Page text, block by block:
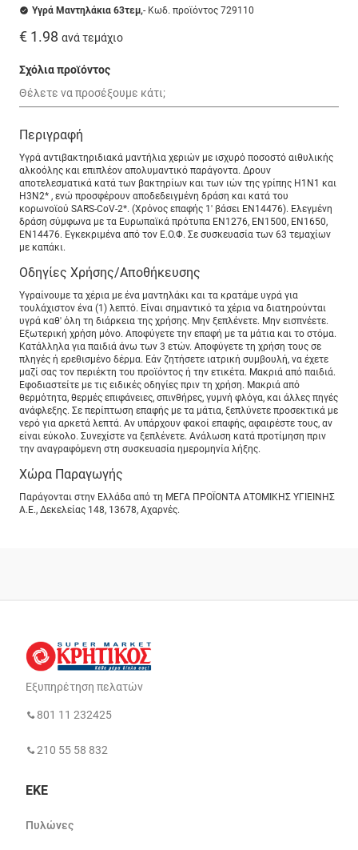
Υγρά Μαντηλάκια 63τεμ,- Κωδ. προϊόντος 729110
€ 1.98 ανά τεμάχιο
Σχόλια προϊόντος
Περιγραφή
Υγρά αντιβακτηριδιακά μαντήλια χεριών με ισχυρό ποσοστό αιθυλικής
αλκοόλης και επιπλέον απολυμαντικό παράγοντα. Δρουν
αποτελεσματικά κατά των βακτηρίων και των ιών της γρίπης Η1Ν1 και
Η3Ν2* , ενώ προσφέρουν αποδεδειγμένη δράση και κατά του
κορωνοϊού SARS-CoV-2*. (Χρόνος επαφής 1' βάσει ΕΝ14476). Ελεγμένη
δράση σύμφωνα με τα Ευρωπαϊκά πρότυπα ΕΝ1276, ΕΝ1500, ΕΝ1650,
ΕΝ14476. Εγκεκριμένα από τον Ε.Ο.Φ. Σε συσκευασία των 63 τεμαχίων
με καπάκι.
Οδηγίες Χρήσης/Αποθήκευσης
Υγραίνουμε τα χέρια με ένα μαντηλάκι και τα κρατάμε υγρά για
τουλάχιστον ένα (1) λεπτό. Είναι σημαντικό τα χέρια να διατηρούνται
υγρά καθ' όλη τη διάρκεια της χρήσης. Μην ξεπλένετε. Μην εισπνέετε.
Εξωτερική χρήση μόνο. Αποφύγετε την επαφή με τα μάτια και το στόμα.
Κατάλληλα για παιδιά άνω των 3 ετών. Αποφύγετε τη χρήση τους σε
πληγές ή ερεθισμένο δέρμα. Εάν ζητήσετε ιατρική συμβουλή, να έχετε
μαζί σας τον περιέκτη του προϊόντος ή την ετικέτα. Μακριά από παιδιά.
Εφοδιαστείτε με τις ειδικές οδηγίες πριν τη χρήση. Μακριά από
θερμότητα, θερμές επιφάνειες, σπινθήρες, γυμνή φλόγα, και άλλες πηγές
ανάφλεξης. Σε περίπτωση επαφής με τα μάτια, ξεπλύνετε προσεκτικά με
νερό για αρκετά λεπτά. Αν υπάρχουν φακοί επαφής, αφαιρέστε τους, αν
είναι εύκολο. Συνεχίστε να ξεπλένετε. Ανάλωση κατά προτίμηση πριν
την αναγραφόμενη στη συσκευασία ημερομηνία λήξης.
Χώρα Παραγωγής
Παράγονται στην Ελλάδα από τη ΜΕΓΑ ΠΡΟΪΟΝΤΑ ΑΤΟΜΙΚΗΣ ΥΓΙΕΙΝΗΣ
Α.Ε., Δεκελείας 148, 13678, Αχαρνές.
Εξυπηρέτηση πελατών
801 11 232425
210 55 58 832
ΕΚΕ
Πυλώνες